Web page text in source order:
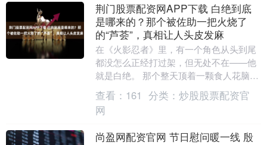
荆门股票配资网APP下载 白绝到底
是哪来的？那个被佐助一把火烧了
的“芦荟”，真相让人头皮发麻
在《火影忍者》里，有一个角色从头到尾
都没怎么正经打过架，但无处不在——他
就是白绝。 那个整天顶着一颗食人花脑
袋、说话轻飘飘、动不动就“嘿嘿嘿”的家
伙，最后被佐助....
查看： 161 分类： 炒股股票配资官
网
尚盈网配资官网 节日慰问暖一线 殷